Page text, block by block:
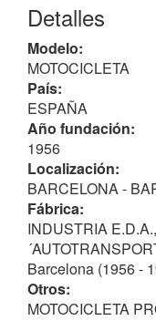
Detalles
Modelo:
MOTOCICLETA
País:
ESPAÑA
Año fundación:
1956
Localización:
BARCELONA -
Fábrica:
INDUSTRIA
Barcelona (1956 -
Otros:
MOTOCICLETA